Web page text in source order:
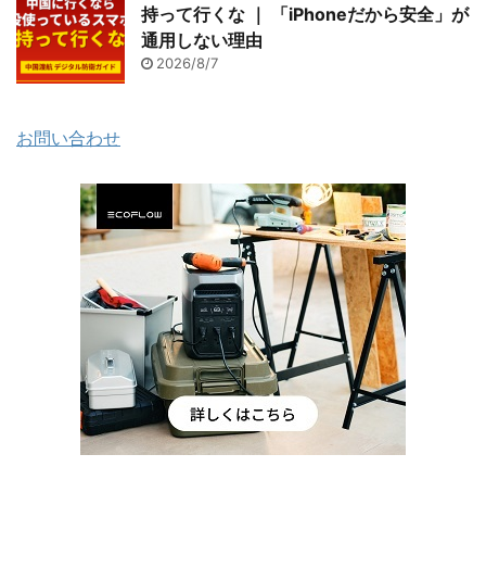
持って行くな ｜ 「iPhoneだから安全」が
通用しない理由
2026/8/7
お問い合わせ